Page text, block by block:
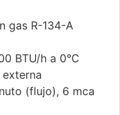
gas R-134-A
BTU/h a 0°C
(flujo), 6 mca